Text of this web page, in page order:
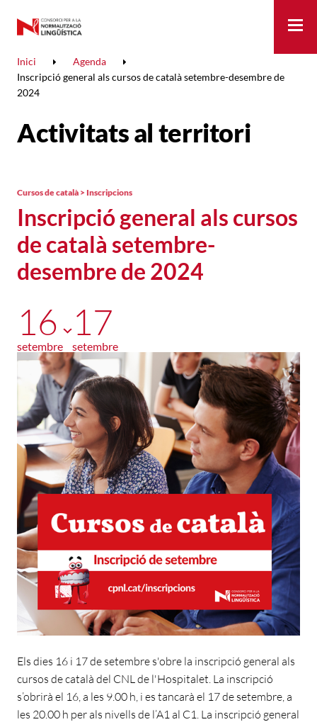
Inici
Agenda
Inscripció general als cursos de català setembre-desembre de
2024
Activitats al territori
Inscripció general als cursos
de català setembre-
desembre de 2024
Cursos de català > Inscripcions
16
setembre
17
setembre
Els dies 16 i 17 de setembre s'obre la inscripció general als
cursos de català del CNL de l'Hospitalet. La inscripció
s’obrirà el 16, a les 9.00 h, i es tancarà el 17 de setembre, a
les 20.00 h per als nivells de l’A1 al C1. La inscripció general